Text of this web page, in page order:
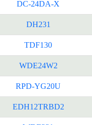
DC-24DA-X
DH231
TDF130
WDE24W2
RPD-YG20U
EDH12TRBD2